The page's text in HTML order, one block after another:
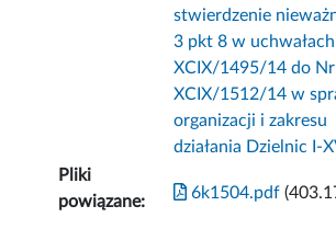
stwierdzenie
3 pkt 8 w
XCIX/1495/14 do Nr
XCIX/1512/14 w
organizacji i zakresu
działania Dzielnic I-
Pliki
powiązane:
6k1504.pdf